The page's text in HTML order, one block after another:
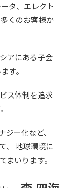
タ、エレクト
くのお客様か
アにある子会
す。
ス体制を追求
ー化など、
、 地球環境に
まいります。